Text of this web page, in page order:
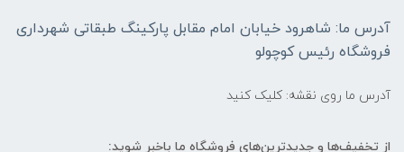
آدرس ما: شاهرود خیابان امام مقابل پارکینگ طبقاتی شهرداری
فروشگاه رئیس کوچولو
آدرس ما روی نقشه: کلیک کنید
از تخفیف‌ها و جدیدترین‌های فروشگاه ما باخبر شوید: